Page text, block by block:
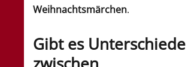
Weihnachtsmärchen.
Gibt es Unterschiede